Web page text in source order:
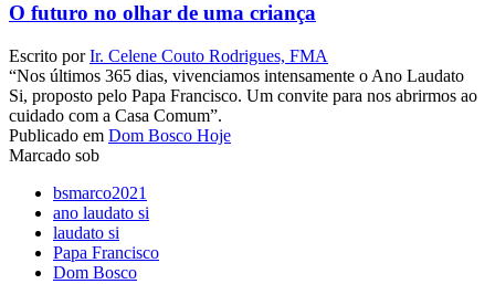
O futuro no olhar de uma criança
Escrito porIr. Celene Couto Rodrigues, FMA
“Nos últimos 365 dias, vivenciamos intensamente o Ano Laudato
Si, proposto pelo Papa Francisco. Um convite para nos abrirmos ao
cuidado com a Casa Comum”.
Publicado em Dom Bosco Hoje
Marcado sob
bsmarco2021
ano laudato si
laudato si
Papa Francisco
Dom Bosco